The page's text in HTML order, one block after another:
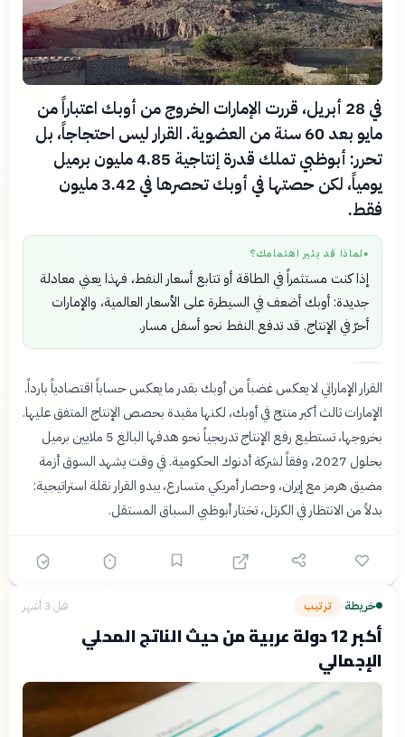
في 28 أبريل، قررت الإمارات الخروج من أوبك اعتباراً من
مايو بعد 60 سنة من العضوية. القرار ليس احتجاجاً، بل
تحرر: أبوظبي تملك قدرة إنتاجية 4.85 مليون برميل
يومياً، لكن حصتها في أوبك تحصرها في 3.42 مليون
فقط.
● لماذا قد يثير اهتمامك؟
إذا كنت مستثمراً في الطاقة أو تتابع أسعار النفط، فهذا يعني معادلة
جديدة: أوبك أضعف في السيطرة على الأسعار العالمية، والإمارات
أحرّ في الإنتاج. قد تدفع النفط نحو أسفل مسار.
القرار الإماراتي لا يعكس غضباً من أوبك بقدر ما يعكس حساباً اقتصادياً بارداً.
الإمارات ثالث أكبر منتج في أوبك، لكنها مقيدة بحصص الإنتاج المتفق عليها.
بخروجها، تستطيع رفع الإنتاج تدريجياً نحو هدفها البالغ 5 ملايين برميل
بحلول 2027، وفقاً لشركة أدنوك الحكومية. في وقت يشهد السوق أزمة
مضيق هرمز مع إيران، وحصار أمريكي متسارع، يبدو القرار نقلة استراتيجية:
بدلاً من الانتظار في الكرتل، تختار أبوظبي السباق المستقل.
خريطة› ترتيب قبل 3 أشهر
أكبر 12 دولة عربية من حيث الناتج المحلي
الإجمالي